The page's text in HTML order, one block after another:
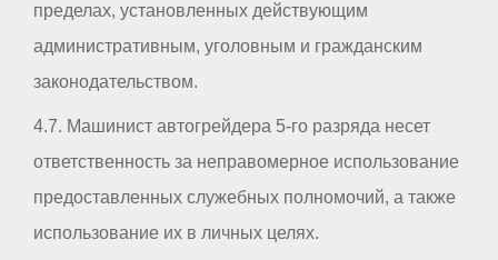
пределах, установленных действующим
административным, уголовным и гражданским
законодательством.
4.7. Машинист автогрейдера 5-го разряда несет
ответственность за неправомерное использование
предоставленных служебных полномочий, а также
использование их в личных целях.